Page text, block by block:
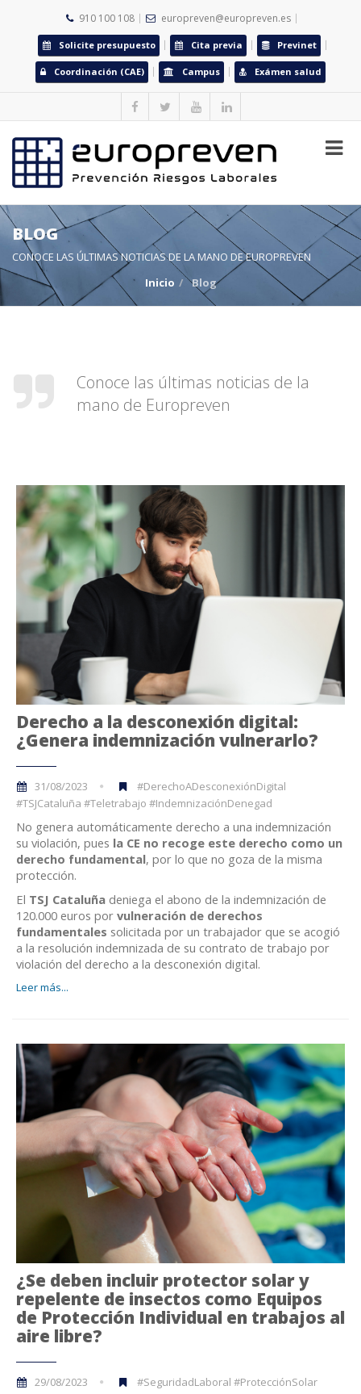
910 100 108 europreven@europreven.es
Solicite presupuesto Cita previa Previnet
Coordinación (CAE) Campus Exámen salud
BLOG
CONOCE LAS ÚLTIMAS NOTICIAS DE LA MANO DE EUROPREVEN
Inicio
Blog
Conoce las últimas noticias de la
mano de Europreven
Derecho a la desconexión digital:
¿Genera indemnización vulnerarlo?
31/08/2023
#DerechoADesconexiónDigital
#TSJCataluña #Teletrabajo #IndemnizaciónDenegad
No genera automáticamente derecho a una indemnización
su violación, pues la CE no recoge este derecho como un
derecho fundamental, por lo que no goza de la misma
protección.
El TSJ Cataluña deniega el abono de la indemnización de
120.000 euros por vulneración de derechos
fundamentales solicitada por un trabajador que se acogió
a la resolución indemnizada de su contrato de trabajo por
violación del derecho a la desconexión digital.
Leer más...
¿Se deben incluir protector solar y
repelente de insectos como Equipos
de Protección Individual en trabajos al
aire libre?
29/08/2023
#SeguridadLaboral #ProtecciónSolar